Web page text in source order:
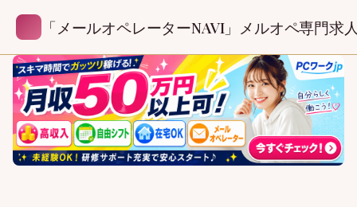
「メールオペレーターNAVI」メルオペ専門求